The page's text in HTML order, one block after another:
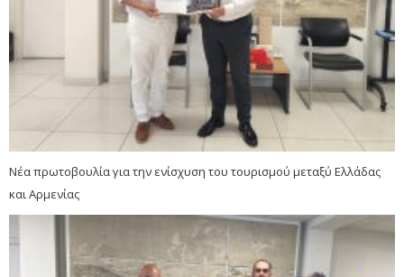
Νέα πρωτοβουλία για την ενίσχυση του τουρισμού μεταξύ Ελλάδας
και Αρμενίας